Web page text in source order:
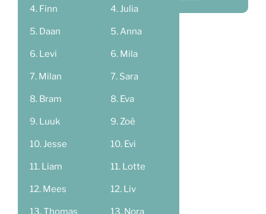
Finn
Daan
Levi
Milan
Bram
Luuk
Jesse
Liam
Mees
Thomas
Julia
Anna
Mila
Sara
Eva
Zoë
Evi
Lotte
Liv
Nora